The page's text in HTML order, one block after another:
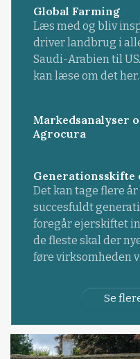
Global Farming
Læs med og bliv
driver landbrug i
Saudi-Arabien til
kan læse om det her.
Markedsanalyser
Agrocura
Generationsskifte
Det kan tage flere
succesfuldt
foregår ejerskiftet
de fleste skal der
føre virksomheden
Se